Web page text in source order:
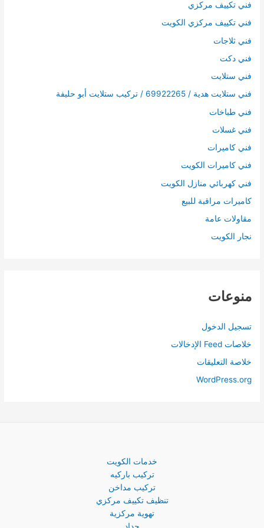
فني تكييف مركزي
فني تكييف مركزي الكويت
فني ثلاجات
فني دكت
فني ستلايت
فني ستلايت هدية / 69922265 / تركيب ستلايت أبو حليفة
فني طباخات
فني غسلات
فني كاميرات
فني كاميرات الكويت
فني كهربائي منازل الكويت
كاميرات مراقبة للبيع
مقاولات عامة
نجار الكويت
منوعات
تسجيل الدخول
خلاصات Feed الإدخالات
خلاصة التعليقات
WordPress.org
خدمات الكويت
تركيب باركيه
تركيب مداخن
تنظيف تكييف مركزي
تهوية مركزية